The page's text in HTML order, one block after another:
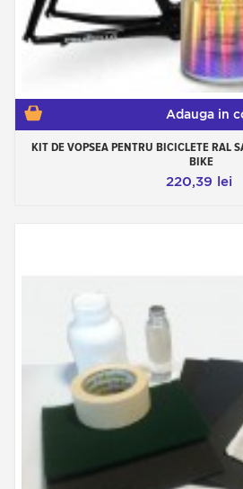
Adauga in
KIT DE VOPSEA PENTRU BICICLETE RAL
BIKE
220,39 lei